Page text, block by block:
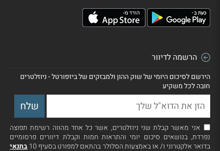
הרשמה לדיוור
הירשם לסיכום היומי של שוק ההון ולמבזקים של ביזפורטל - ניוזלטרים
חובה לכל משקיע
אני מאשר קבלת שני ניוזלטרים, אשר כל אחד מהווה רשימת תפוצה
נפרדת, בנושאים סיכום יומי והתראות חמות וקבלת דיוורים פרסומיים
בדואר אלקטרוני ו/ או באמצעות הסלולר בהתאם למפורט בסעיף 10
בתנאי